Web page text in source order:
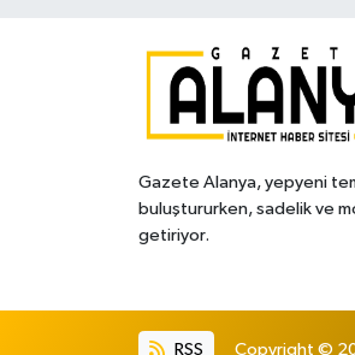
Gazete Alanya, yepyeni
buluştururken, sadelik ve
getiriyor.
RSS Copyright ©